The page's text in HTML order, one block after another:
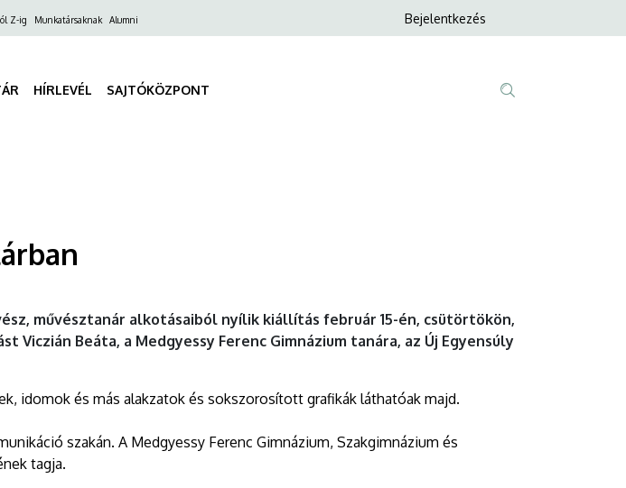
Z-ig Munkatársaknak Alumni
Anonim
Bejelentkezés
HÍRLEVÉL SAJTÓKÖZPONT
művésztanár alkotásaiból nyílik kiállítás február 15-én, csütörtökön,
Viczián Beáta, a Medgyessy Ferenc Gimnázium tanára, az Új Egyensúly
idomok és más alakzatok és sokszorosított grafikák láthatóak majd.
szakán. A Medgyessy Ferenc Gimnázium, Szakgimnázium és
tagja.